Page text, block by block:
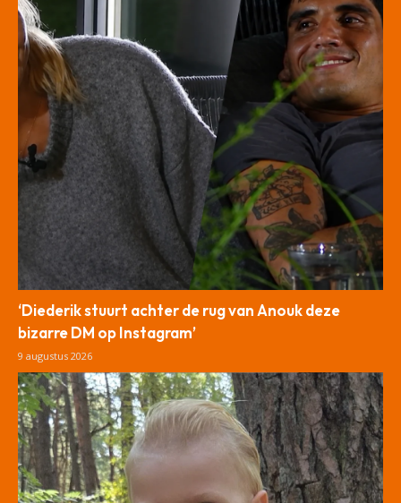
‘Diederik stuurt achter de rug van Anouk deze
bizarre DM op Instagram’
9 augustus 2026